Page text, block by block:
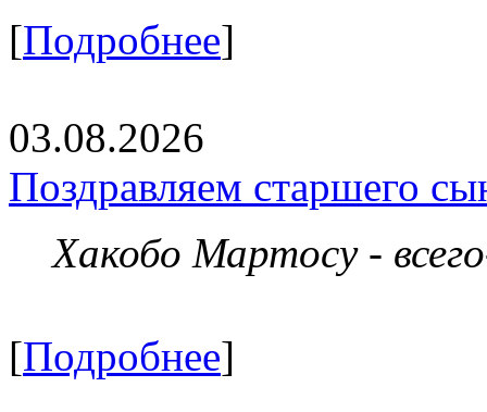
[Подробнее]
03.08.2026
Поздравляем старшего
Хакобо Мартосу -
[Подробнее]